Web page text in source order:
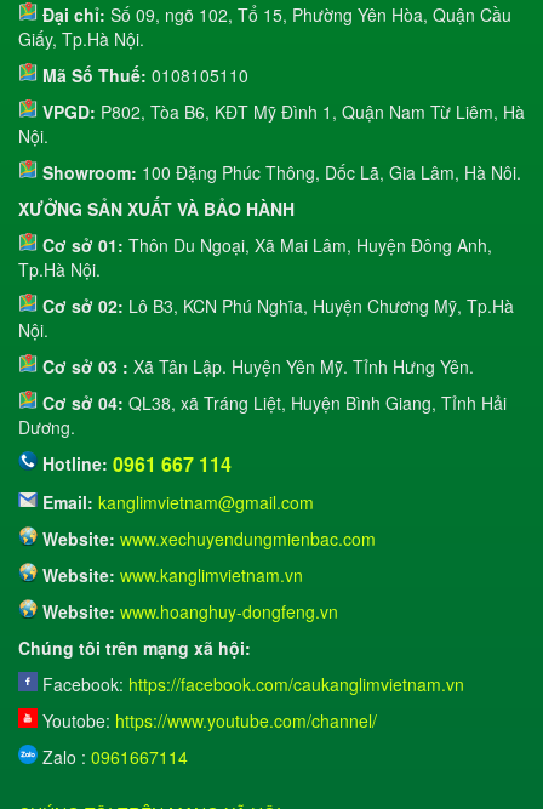
Đại chỉ: Số 09, ngõ 102, Tổ 15, Phường Yên Hòa, Quận Cầu
Giấy, Tp.Hà Nội.
Mã Số Thuế: 0108105110
VPGD: P802, Tòa B6, KĐT Mỹ Đình 1, Quận Nam Từ Liêm, Hà
Nội.
Showroom: 100 Đặng Phúc Thông, Dốc Lã, Gia Lâm, Hà Nôi.
XƯỞNG SẢN XUẤT VÀ BẢO HÀNH
Cơ sở 01: Thôn Du Ngoại, Xã Mai Lâm, Huyện Đông Anh,
Tp.Hà Nội.
Cơ sở 02: Lô B3, KCN Phú Nghĩa, Huyện Chương Mỹ, Tp.Hà
Nội.
Cơ sở 03 : Xã Tân Lập. Huyện Yên Mỹ. Tỉnh Hưng Yên.
Cơ sở 04: QL38, xã Tráng Liệt, Huyện Bình Giang, Tỉnh Hải
Dương.
Hotline: 0961 667 114
Email: kanglimvietnam@gmail.com
Website: www.xechuyendungmienbac.com
Website: www.kanglimvietnam.vn
Website: www.hoanghuy-dongfeng.vn
Chúng tôi trên mạng xã hội:
Facebook: https://facebook.com/caukanglimvietnam.vn
​ Youtobe: https://www.youtube.com/channel/
Zalo : 0961667114